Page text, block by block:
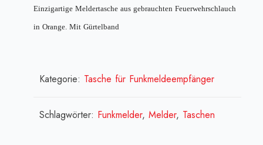
Einzigartige Meldertasche aus gebrauchten Feuerwehrschlauch
in Orange. Mit Gürtelband
Kategorie: Tasche für Funkmeldeempfänger
Schlagwörter: Funkmelder,Melder, Taschen